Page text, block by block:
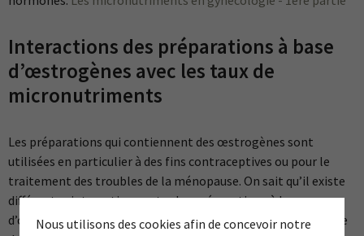
Nous utilisons des cookies afin de concevoir notre
Interactions des préparations à base
d’œstrogènes avec les taux de
micronutriments
Les préparations qui contiennent des œstrogènes sont
utilisées en particulier à des fins contraceptives ou pour le
traitement des troubles de la ménopause. On sait qu’il existe
différentes interactions entre les préparations à base
d’œstrogènes et les taux de micronutriments. Lors de la prise